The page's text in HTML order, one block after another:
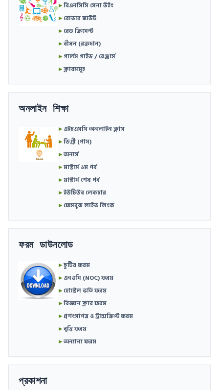
►বিএনসিসি সেনা উইং
►রোভার স্কাউট
►রেড ক্রিসেন্ট
►বাঁধন (রক্তদান)
►গার্লস গাইড / রেঞ্জার্স
►ক্লাবসমূহ
অনলাইন শিক্ষা
►এইচএসসি অনলাইন ক্লাস
►ডিগ্রী (পাস)
►অনার্স
►মাস্টার্স ১ম পর্ব
►মাস্টার্স শেষ পর্ব
►ইউটিউব লেকচার
►ফেসবুক লাইভ লিংক
ফরম ডাউনলোড
►ছুটির ফরম
►এনওসি (NOC) ফরম
►হোস্টেল ভর্তি ফরম
►বিজ্ঞান ক্লাব ফরম
►প্রশংসাপত্র ও ট্রান্সক্রিপ্ট ফরম
►বৃত্তি ফরম
►অন্যান্য ফরম
প্রকাশনা